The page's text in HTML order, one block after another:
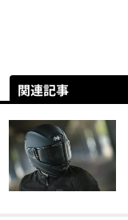
関連記事